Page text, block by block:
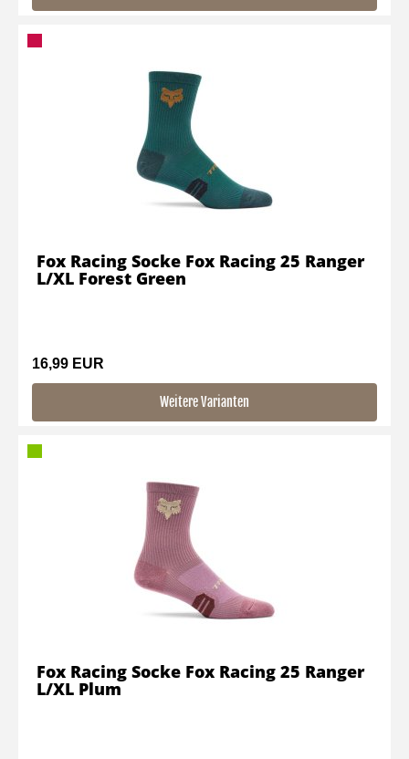
16,99 EUR
Weitere Varianten
Fox Racing Socke Fox Racing 25 Ranger
L/XL Forest Green
Fox Racing Socke Fox Racing 25 Ranger
L/XL Plum